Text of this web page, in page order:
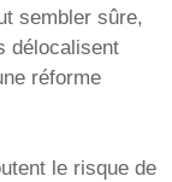
sembler sûre,
délocalisent
réforme
le risque de